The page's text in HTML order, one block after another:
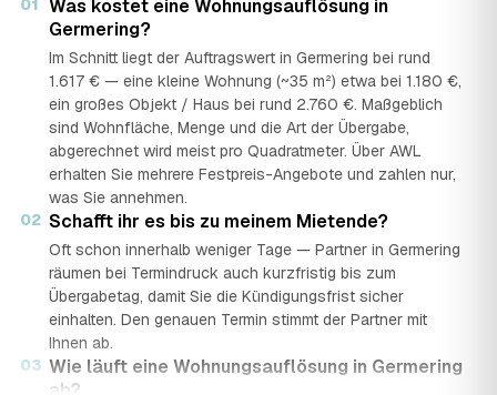
01 Was kostet eine Wohnungsauflösung in
Germering?
Im Schnitt liegt der Auftragswert in Germering bei rund
1.617 € — eine kleine Wohnung (~35 m²) etwa bei 1.180 €,
ein großes Objekt / Haus bei rund 2.760 €. Maßgeblich
sind Wohnfläche, Menge und die Art der Übergabe,
abgerechnet wird meist pro Quadratmeter. Über AWL
erhalten Sie mehrere Festpreis-Angebote und zahlen nur,
was Sie annehmen.
02 Schafft ihr es bis zu meinem Mietende?
Oft schon innerhalb weniger Tage — Partner in Germering
räumen bei Termindruck auch kurzfristig bis zum
Übergabetag, damit Sie die Kündigungsfrist sicher
einhalten. Den genauen Termin stimmt der Partner mit
Ihnen ab.
03 Wie läuft eine Wohnungsauflösung in Germering
ab?